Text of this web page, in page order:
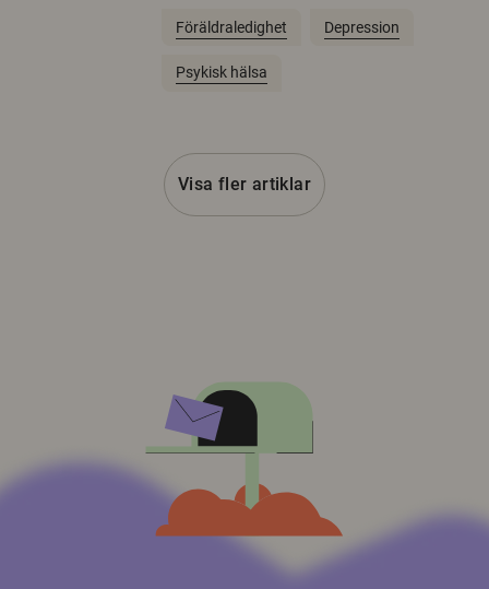
Föräldraledighet Depression
Psykisk hälsa
Visa fler artiklar